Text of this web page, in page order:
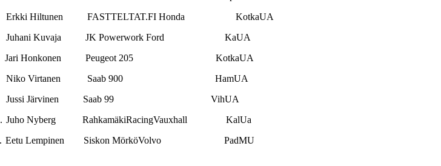
Erkki Hiltunen FASTTELTAT.FI Honda KotkaUA
Juhani Kuvaja JK Powerwork Ford KaUA
Jari Honkonen Peugeot 205 KotkaUA
Niko Virtanen Saab 900 HamUA
Jussi Järvinen Saab 99 VihUA
Juho Nyberg RahkamäkiRacingVauxhall KalUa
Eetu Lempinen Siskon MörköVolvo PadMU